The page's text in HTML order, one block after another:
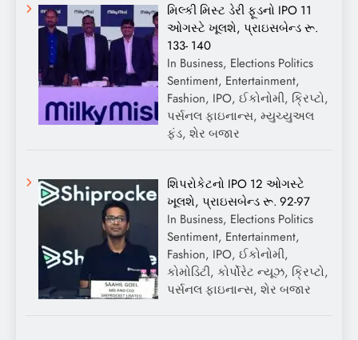
મિલ્કી મિસ્ટ ડેરી ફૂડનો IPO 11
ઓગસ્ટે ખૂલશે, પ્રાઇસબેન્ડ રૂ.
133- 140
In Business, Elections Politics
Sentiment, Entertainment,
Fashion, IPO, ઈકોનોમી, ક્રિપ્ટો,
પર્સનલ ફાઇનાન્સ, મ્યુચ્યુઅલ
ફંડ, શેર બજાર
શિપરોકેટનો IPO 12 ઓગસ્ટે
ખૂલશે, પ્રાઇસબેન્ડ રૂ. 92-97
In Business, Elections Politics
Sentiment, Entertainment,
Fashion, IPO, ઈકોનોમી,
કોમોડિટી, કોર્પોરેટ ન્યૂઝ, ક્રિપ્ટો,
પર્સનલ ફાઇનાન્સ, શેર બજાર